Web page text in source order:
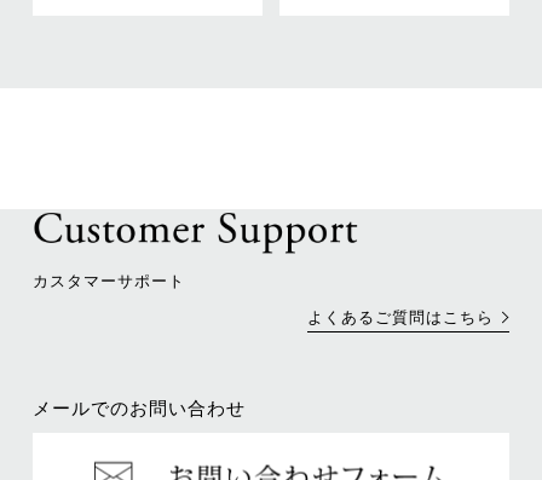
カスタマーサポート
よくあるご質問はこちら
メールでのお問い合わせ